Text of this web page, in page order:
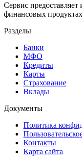
Сервис
финансовых
Разделы
Банки
МФО
Кредиты
Карты
Страхование
Вклады
Документы
Политика
Контакты
Карта сайта